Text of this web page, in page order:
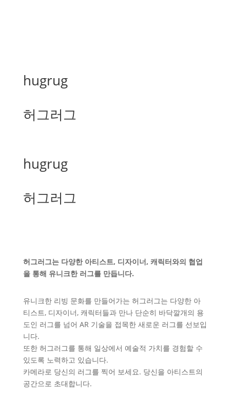
hugrug
허그러그
hugrug
허그러그
허그러그는 다양한 아티스트, 디자이너, 캐릭터와의 협업
을 통해 유니크한 러그를 만듭니다.
유니크한 리빙 문화를 만들어가는 허그러그는 다양한 아
티스트, 디자이너, 캐릭터들과 만나 단순히 바닥깔개의 용
도인 러그를 넘어 AR 기술을 접목한 새로운 러그를 선보입
니다.
또한 허그러그를 통해 일상에서 예술적 가치를 경험할 수
있도록 노력하고 있습니다.
카메라로 당신의 러그를 찍어 보세요. 당신을 아티스트의
공간으로 초대합니다.